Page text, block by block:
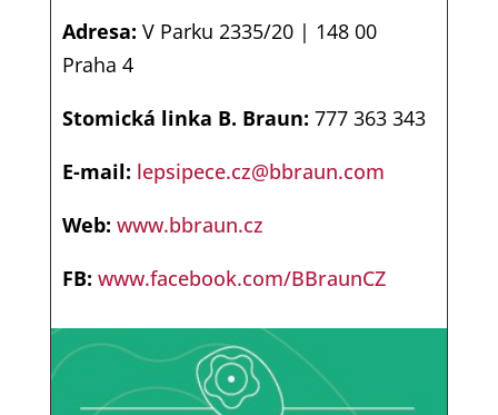
Adresa: V Parku 2335/20 | 148 00
Praha 4
Stomická linka B. Braun: 777 363 343
E-mail: lepsipece.cz@bbraun.com
Web: www.bbraun.cz
FB: www.facebook.com/BBraunCZ